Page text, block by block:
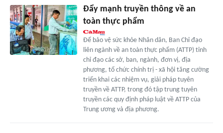
Ðẩy mạnh truyền thông về an
toàn thực phẩm
Ðể bảo vệ sức khỏe Nhân dân, Ban Chỉ đạo
liên ngành về an toàn thực phẩm (ATTP) tỉnh
chỉ đạo các sở, ban, ngành, đơn vị, địa
phương, tổ chức chính trị - xã hội tăng cường
triển khai các nhiệm vụ, giải pháp tuyên
truyền về ATTP, trong đó tập trung tuyên
truyền các quy định pháp luật về ATTP của
Trung ương và địa phương.